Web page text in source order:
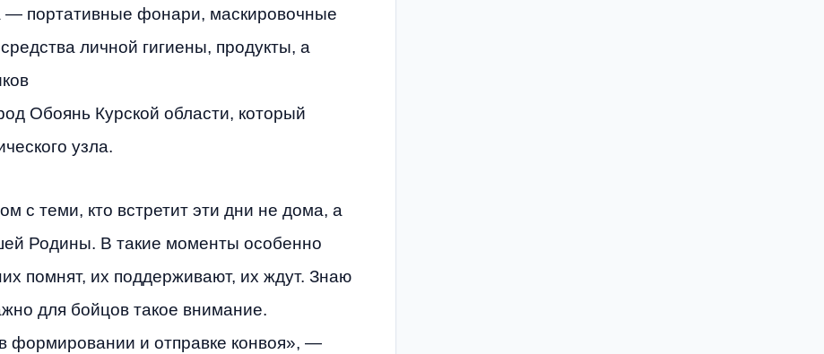
— портативные фонари, маскировочные
личной гигиены, продукты, а
Обоянь Курской области, который
узла.
с теми, кто встретит эти дни не дома, а
Родины. В такие моменты особенно
помнят, их поддерживают, их ждут. Знаю
для бойцов такое внимание.
формировании и отправке конвоя», —